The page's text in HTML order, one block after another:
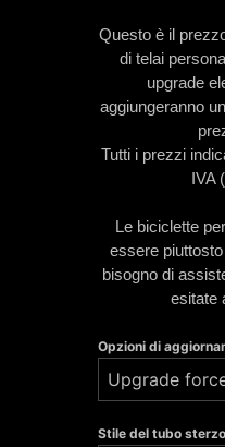
Questo è il
di telai
upgrade
aggiungeranno
Tutti i prezzi
IVA
Le biciclette
essere
bisogno di
esitate
Opzioni di
Stile del tubo sterzo